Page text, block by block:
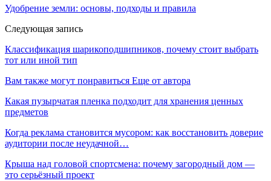
Удобрение земли: основы, подходы и правила
Следующая запись
Классификация шарикоподшипников, почему стоит выбрать
тот или иной тип
Вам также могут понравиться Еще от автора
Какая пузырчатая пленка подходит для хранения ценных
предметов
Когда реклама становится мусором: как восстановить доверие
аудитории после неудачной…
Крыша над головой спортсмена: почему загородный дом —
это серьёзный проект